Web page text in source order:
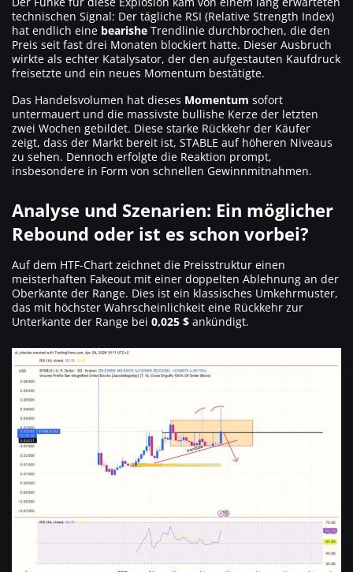
technischen Signal: Der tägliche RSI (Relative Strength Index)
hat endlich eine bearishe Trendlinie durchbrochen, die den
Preis seit fast drei Monaten blockiert hatte. Dieser Ausbruch
wirkte als echter Katalysator, der den aufgestauten Kaufdruck
freisetzte und ein neues Momentum bestätigte.
Das Handelsvolumen hat dieses Momentum sofort
untermauert und die massivste bullishe Kerze der letzten
zwei Wochen gebildet. Diese starke Rückkehr der Käufer
zeigt, dass der Markt bereit ist, STABLE auf höheren Niveaus
zu sehen. Dennoch erfolgte die Reaktion prompt,
insbesondere in Form von schnellen Gewinnmitnahmen.
Analyse und Szenarien: Ein möglicher
Rebound oder ist es schon vorbei?
Auf dem HTF-Chart zeichnet die Preisstruktur einen
meisterhaften Fakeout mit einer doppelten Ablehnung an der
Oberkante der Range. Dies ist ein klassisches Umkehrmuster,
das mit höchster Wahrscheinlichkeit eine Rückkehr zur
Unterkante der Range bei 0,025 $ ankündigt.